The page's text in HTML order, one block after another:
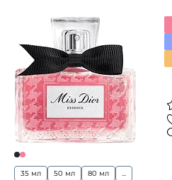
35 мл 50 мл 80 мл ...